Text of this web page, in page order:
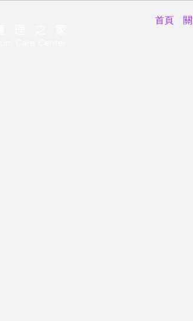
首頁